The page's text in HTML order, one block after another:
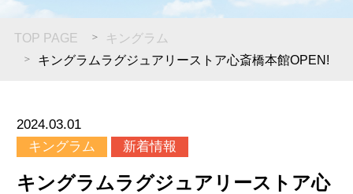
TOP PAGE
キングラム
キングラムラグジュアリーストア心斎橋本館OPEN!
2024.03.01
キングラム
新着情報
キングラムラグジュアリーストア心